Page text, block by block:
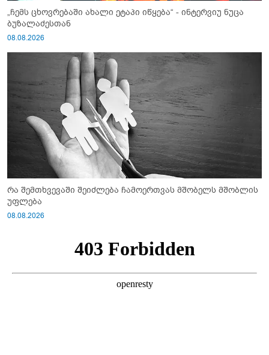
„ჩემს ცხოვრებაში ახალი ეტაპი იწყება“ - ინტერვიუ ნუცა
ბუზალაძესთან
08.08.2026
რა შემთხვევაში შეიძლება ჩამოერთვას მშობელს მშობლის
უფლება
08.08.2026